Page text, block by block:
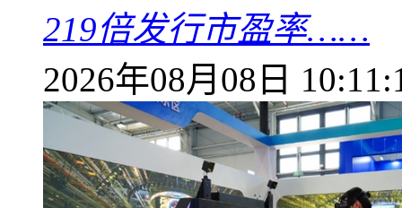
219倍发行市盈率……
2026年08月08日